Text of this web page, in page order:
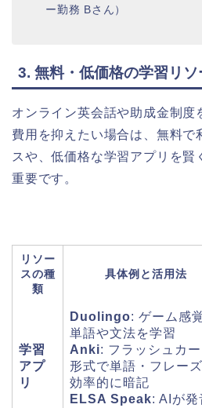
ー勤務 Bさん）
3. 無料・低価格の学習リ
オンライン英会話や助成金制度
費用を抑えたい場合は、無料で
スや、低価格な学習アプリを賢
重要です。
リソー
スの種
類
具体例と活用法
学習
アプ
リ
Duolingo: ゲーム感
単語や文法を学習
Anki: フラッシュカー
形式で単語・フレー
効率的に暗記
ELSA Speak: AIが発